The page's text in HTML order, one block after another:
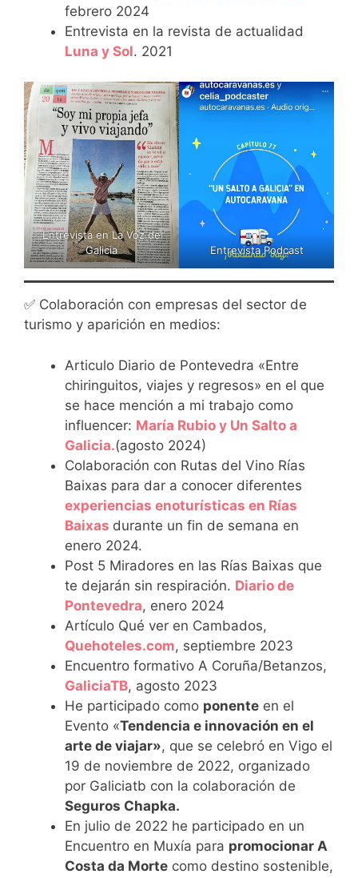
febrero 2024
Entrevista en la revista de actualidad
Luna y Sol. 2021
Entrevista en La Voz de
Galicia
Entrevista Podcast
✅ Colaboración con empresas del sector de
turismo y aparición en medios:
Articulo Diario de Pontevedra «Entre
chiringuitos, viajes y regresos» en el que
se hace mención a mi trabajo como
influencer: María Rubio y Un Salto a
Galicia.(agosto 2024)
Colaboración con Rutas del Vino Rías
Baixas para dar a conocer diferentes
experiencias enoturísticas en Rías
Baixas durante un fin de semana en
enero 2024.
Post 5 Miradores en las Rías Baixas que
te dejarán sin respiración. Diario de
Pontevedra, enero 2024
Artículo Qué ver en Cambados,
Quehoteles.com, septiembre 2023
Encuentro formativo A Coruña/Betanzos,
GaliciaTB, agosto 2023
He participado como ponente en el
Evento «Tendencia e innovación en el
arte de viajar», que se celebró en Vigo el
19 de noviembre de 2022, organizado
por Galiciatb con la colaboración de
Seguros Chapka.
En julio de 2022 he participado en un
Encuentro en Muxía para promocionar A
Costa da Morte como destino sostenible,